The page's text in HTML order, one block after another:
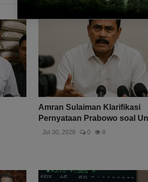
Amran Sulaiman Klarifikasi
Pernyataan Prabowo soal
Jul 30, 2026 0 8